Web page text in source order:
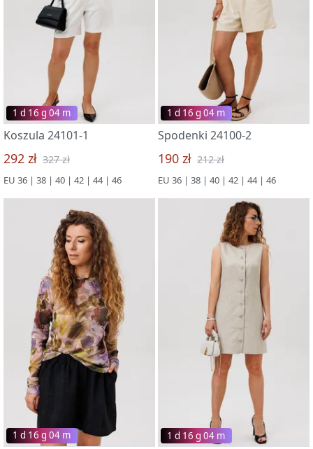
1 d 16 g 03 m
Koszula 24101-1
292 zł 327 zł
EU 36 | 38 | 40 | 42 | 44 | 46
1 d 16 g 03 m
Spodenki 24100-2
190 zł 212 zł
EU 36 | 38 | 40 | 42 | 44 | 46
1 d 16 g 03 m 1 d 16 g 03 m